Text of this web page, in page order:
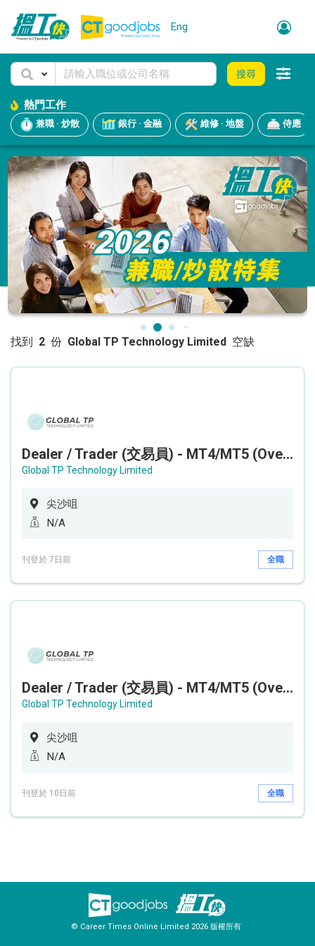
Eng
搜尋
熱門工作
兼職 · 炒散 銀行 · 金融 維修 · 地盤 侍應
找到 2 份 Global TP Technology Limited 空缺
Dealer / Trader (交易員) - MT4/MT5 (Overnight Shift 通宵班)
Global TP Technology Limited
尖沙咀
N/A
刊登於 7日前 全職
Dealer / Trader (交易員) - MT4/MT5 (Overnight Shift is preferred 通宵班優先考慮)
Global TP Technology Limited
尖沙咀
N/A
刊登於 10日前 全職
© Career Times Online Limited 2026 版權所有